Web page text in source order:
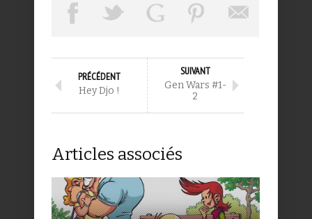
PRÉCÉDENT
Hey Djo !
SUIVANT
Gen Wars #1-
2
Articles associés